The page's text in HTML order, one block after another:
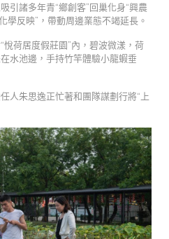
引諸多年青“鄉創客”回巢化身“興農
學反映”，帶動周邊業態不竭延長。
荷居度假莊園”內，碧波微漾，荷
水池邊，手持竹竿體驗小龍蝦垂
人朱思逸正忙著和團隊謀劃行將“上